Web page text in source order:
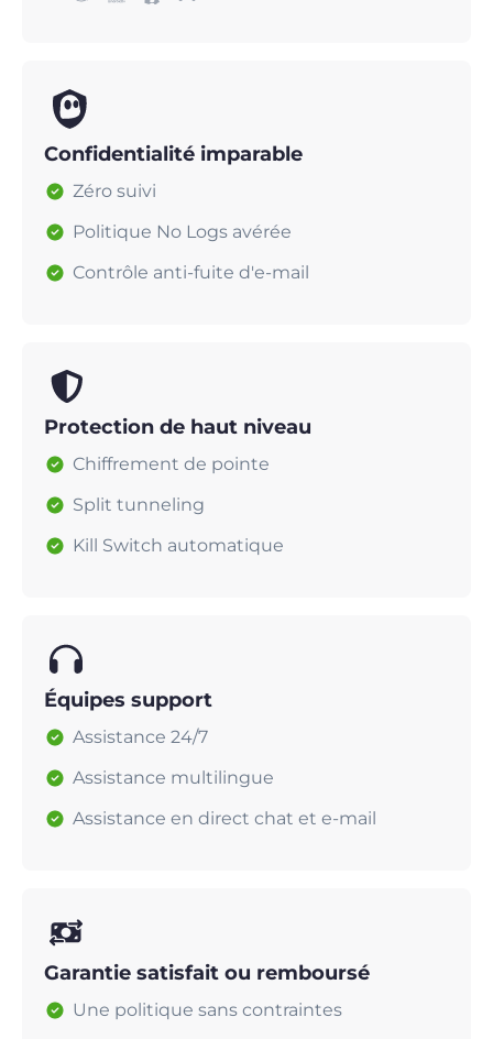
Confidentialité imparable
Zéro suivi
Politique No Logs avérée
Contrôle anti-fuite d'e-mail
Protection de haut niveau
Chiffrement de pointe
Split tunneling
Kill Switch automatique
Équipes support
Assistance 24/7
Assistance multilingue
Assistance en direct chat et e-mail
Garantie satisfait ou remboursé
Une politique sans contraintes